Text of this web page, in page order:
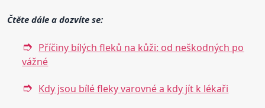
Čtěte dále a dozvíte se:
Příčiny bílých fleků na kůži: od neškodných po
vážné
Kdy jsou bílé fleky varovné a kdy jít k lékaři